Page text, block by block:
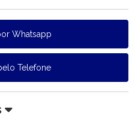
Whatsapp
Telefone